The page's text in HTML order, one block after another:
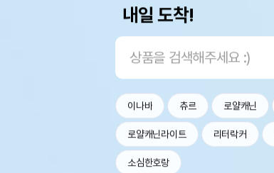
내일 도착!
이나바 츄르 로얄캐닌
로얄캐닌라이트 리터락커
소심한호랑